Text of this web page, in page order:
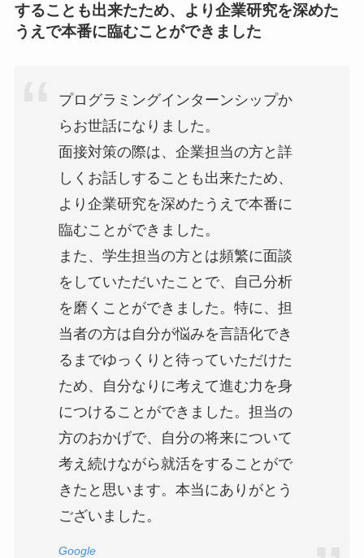
することも出来たため、より企業研究を深めた
うえで本番に臨むことができました
プログラミングインターンシップか
らお世話になりました。
面接対策の際は、企業担当の方と詳
しくお話しすることも出来たため、
より企業研究を深めたうえで本番に
臨むことができました。
また、学生担当の方とは頻繁に面談
をしていただいたことで、自己分析
を磨くことができました。特に、担
当者の方は自分が悩みを言語化でき
るまでゆっくりと待っていただけた
ため、自分なりに考えて進む力を身
につけることができました。担当の
方のおかげで、自分の将来について
考え続けながら就活をすることがで
きたと思います。本当にありがとう
ございました。
Google